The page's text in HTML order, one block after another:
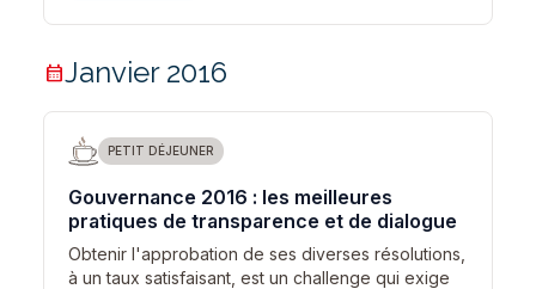
calendar_monthJanvier 2016
PETIT DÉJEUNER
Gouvernance 2016 : les meilleures
pratiques de transparence et de dialogue
Obtenir l'approbation de ses diverses résolutions,
à un taux satisfaisant, est un challenge qui exige